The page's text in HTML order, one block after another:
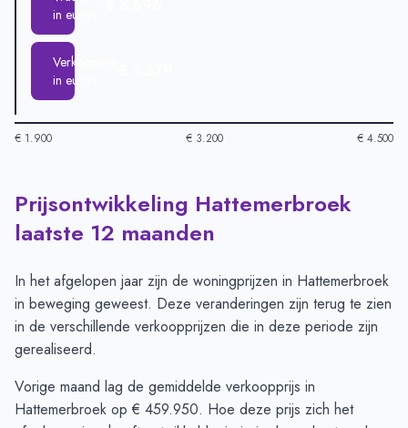
in euro's
Verkoopprijs
in euro's
€ 1.900 € 3.200 € 4.500
Huizenprijzen in Hattemerbroek per m2-Afgelopen 3
Type
Vraagprijs in euro's
Verkoopprijs in euro's
€ 4.379
Prijsontwikkeling Hattemerbroek
laatste 12 maanden
In het afgelopen jaar zijn de woningprijzen in Hattemerbroek
in beweging geweest. Deze veranderingen zijn terug te zien
in de verschillende verkoopprijzen die in deze periode zijn
gerealiseerd.
Vorige maand lag de gemiddelde verkoopprijs in
Hattemerbroek op € 459.950. Hoe deze prijs zich het